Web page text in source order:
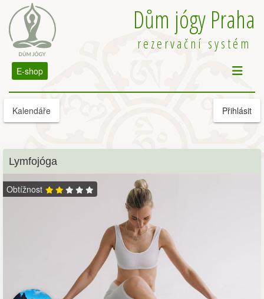
Dům jógy Praha
rezervační systém
E-shop
Kalendáře Přihlásit
Lymfojóga
Obtížnost